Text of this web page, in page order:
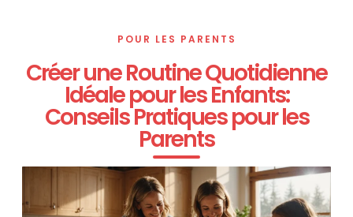
POUR LES PARENTS
Créer une Routine Quotidienne
Idéale pour les Enfants:
Conseils Pratiques pour les
Parents